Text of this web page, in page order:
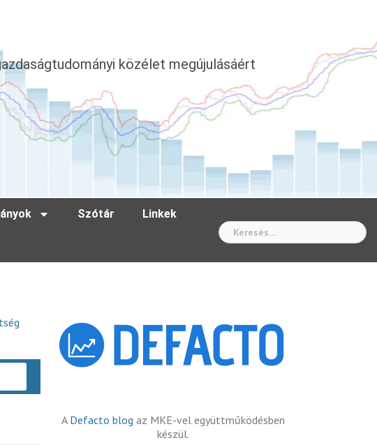
közélet megújulásáért
Szótár Linkek
A Defacto blog az MKE-vel együttműködésben
készül.